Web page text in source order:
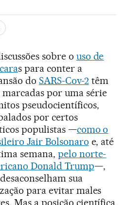
Sociales
sobre o uso de
s para conter a
do SARS-Cov-2 têm
marcadas por uma série
pseudocientíficos,
por certos
populistas —como o
Jair Bolsonaro e, até
semana, pelo norte-
Donald Trump—,
sua
para evitar males
Mas a posição científica